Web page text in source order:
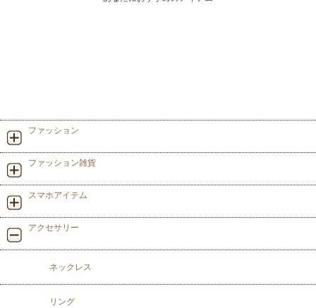
ファッション
ファッション雑貨
スマホアイテム
アクセサリー
ネックレス
リング